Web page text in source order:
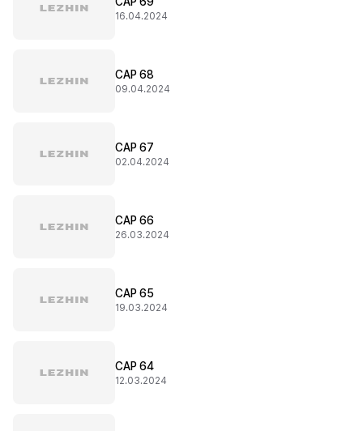
16.04.2024
CAP 68
09.04.2024
CAP 67
02.04.2024
CAP 66
26.03.2024
CAP 65
19.03.2024
CAP 64
12.03.2024